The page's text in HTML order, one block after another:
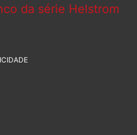
da série Helstrom